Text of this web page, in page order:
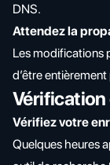
DNS.
Attendez la
Les modifications
d’être
Vérification
Vérifiez votre
Quelques heures